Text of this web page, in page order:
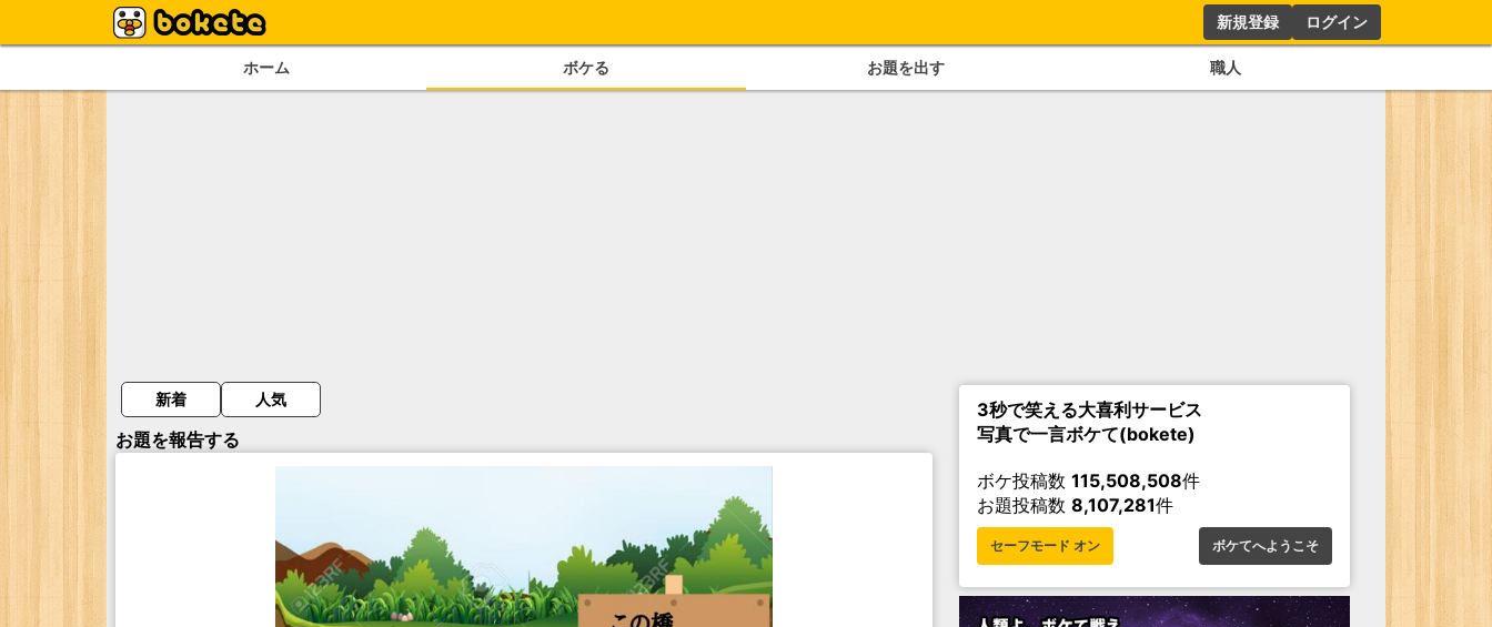
新規登録 ログイン
ホーム ボケる お題を出す 職人
新着 人気
お題を報告する
3秒で笑える大喜利サービス
写真で一言ボケて(bokete)
ボケ投稿数 115,508,508件
お題投稿数 8,107,281件
セーフモード オン ボケてへようこそ